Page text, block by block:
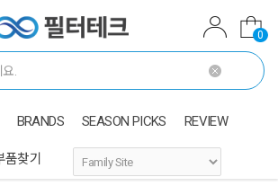
0
BRANDS SEASON PICKS REVIEW
찾기